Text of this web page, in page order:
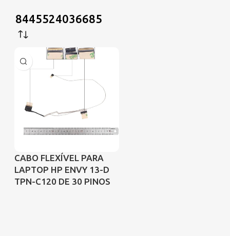
8445524036685
CABO FLEXÍVEL PARA
LAPTOP HP ENVY 13-D
TPN-C120 DE 30 PINOS